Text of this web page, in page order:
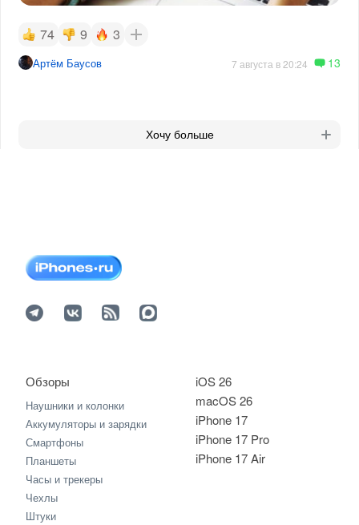
74 9 3
Артём Баусов 7 августа в 20:24 13
Хочу больше
iOS 26
macOS 26
iPhone 17
iPhone 17 Pro
iPhone 17 Air
Обзоры
Наушники и колонки
Аккумуляторы и зарядки
Смартфоны
Планшеты
Часы и трекеры
Чехлы
Штуки